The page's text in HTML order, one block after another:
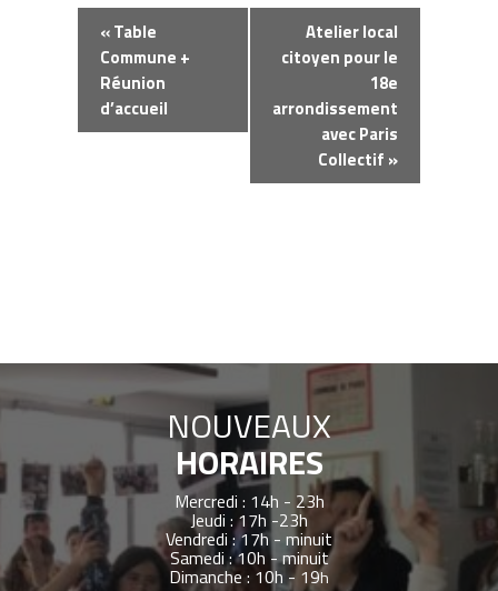
Navigation
Évènement
«Table
Commune +
Réunion
d’accueil
Atelier local
citoyen pour le
18e
arrondissement
avec Paris
Collectif »
NOUVEAUX
HORAIRES
Mercredi : 14h - 23h
Jeudi : 17h -23h
Vendredi : 17h - minuit
Samedi : 10h - minuit
Dimanche : 10h - 19h